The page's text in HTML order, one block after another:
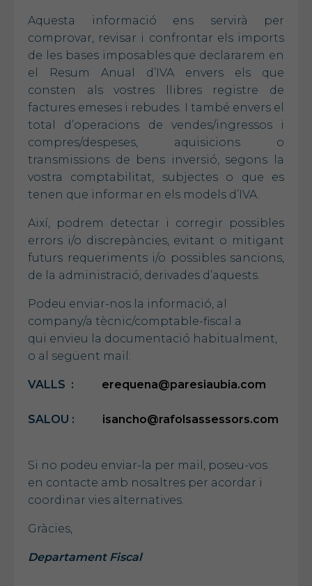
Aquesta informació ens servirà per
comprovar, revisar i confrontar els imports
de les bases imposables que declararem en
el Resum Anual d’IVA envers els que
consten als vostres llibres registre de
factures emeses i rebudes. I també envers el
total d’operacions de vendes/ingressos i
compres/despeses, aquisicions o
transmissions de bens inversió, segons la
vostra comptabilitat, subjectes o que es
tenen que informar en els models d’IVA.
Així, podrem detectar i corregir possibles
errors i/o discrepàncies, evitant o mitigant
futurs requeriments i/o possibles sancions,
de la administració, derivades d’aquests.
Podeu enviar-nos la informació, al
company/a tècnic/comptable-fiscal a
qui envieu la documentació habitualment,
o al següent mail:
VALLS : erequena@paresiaubia.com
SALOU : isancho@rafolsassessors.com
Si no podeu enviar-la per mail, poseu-vos
en contacte amb nosaltres per acordar i
coordinar vies alternatives.
Gràcies,
Departament Fiscal